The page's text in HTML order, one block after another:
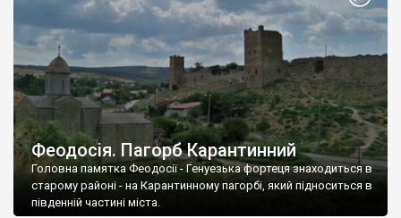
Феодосія. Пагорб Карантинний
Головна памятка Феодосії - Генуезька фортеця знаходиться в
старому районі - на Карантинному пагорбі, який підноситься в
південній частині міста.